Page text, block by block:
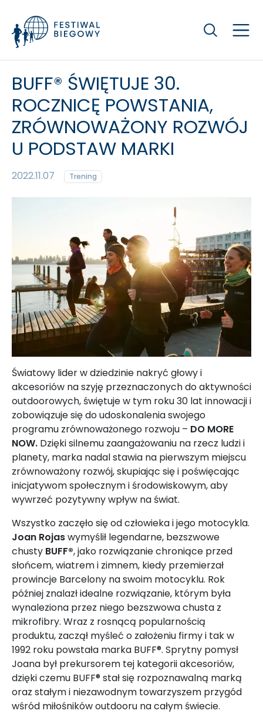
Szukaj
BUFF® ŚWIĘTUJE 30.
ROCZNICĘ POWSTANIA,
ZRÓWNOWAŻONY ROZWÓJ
U PODSTAW MARKI
2022.11.07 Trening
Światowy lider w dziedzinie nakryć głowy i
akcesoriów na szyję przeznaczonych do aktywności
outdoorowych, świętuje w tym roku 30 lat innowacji i
zobowiązuje się do udoskonalenia swojego
programu zrównoważonego rozwoju – DO MORE
NOW.Dzięki silnemu zaangażowaniu na rzecz ludzi i
planety, marka nadal stawia na pierwszym miejscu
zrównoważony rozwój, skupiając się i poświęcając
inicjatywom społecznym i środowiskowym, aby
wywrzeć pozytywny wpływ na świat.
Wszystko zaczęło się od człowieka i jego motocykla.
Joan Rojaswymyślił legendarne, bezszwowe
chusty BUFF®, jako rozwiązanie chroniące przed
słońcem, wiatrem i zimnem, kiedy przemierzał
prowincje Barcelony na swoim motocyklu. Rok
później znalazł idealne rozwiązanie, którym była
wynaleziona przez niego bezszwowa chusta z
mikrofibry. Wraz z rosnącą popularnością
produktu, zaczął myśleć o założeniu firmy i tak w
1992 roku powstała marka BUFF®. Sprytny pomysł
Joana był prekursorem tej kategorii akcesoriów,
dzięki czemu BUFF® stał się rozpoznawalną marką
oraz stałym i niezawodnym towarzyszem przygód
wśród miłośników outdooru na całym świecie.